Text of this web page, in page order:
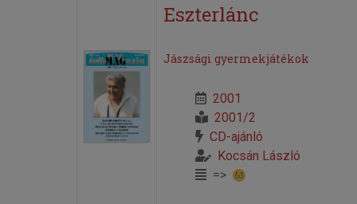
Eszterlánc
Jászsági gyermekjátékok
2001
2001/2
CD-ajánló
Kocsán László
=>